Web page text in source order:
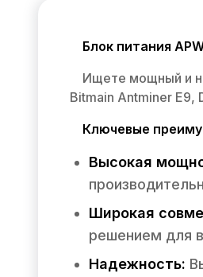
Блок питания
Ищете мощный и
Bitmain Antminer E9,
Ключевые
Высокая
Широкая
решением для
Надежность: